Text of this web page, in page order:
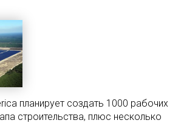
планирует создать 1000 рабочих
строительства, плюс несколько